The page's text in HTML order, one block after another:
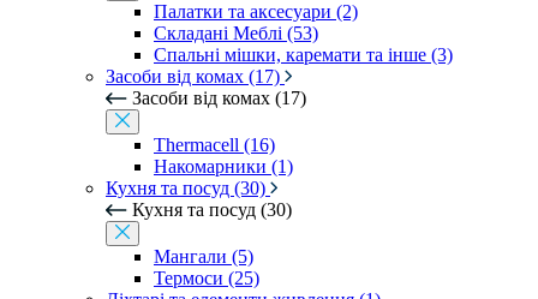
Палатки та аксесуари (2)
Складані Меблі (53)
Спальні мішки, каремати та інше (3)
Засоби від комах (17)
Засоби від комах (17)
Thermacell (16)
Накомарники (1)
Кухня та посуд (30)
Кухня та посуд (30)
Мангали (5)
Термоси (25)